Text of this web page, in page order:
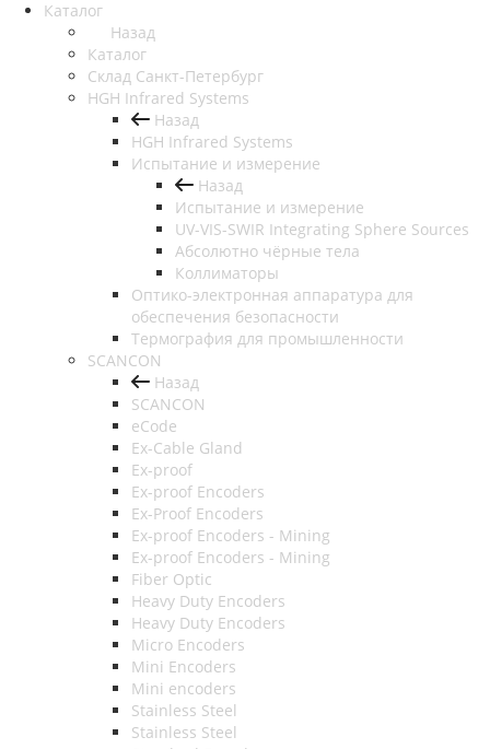
Каталог
Назад
Каталог
Cклад Санкт-Петербург
HGH Infrared Systems
Назад
HGH Infrared Systems
Испытание и измерение
Назад
Испытание и измерение
UV-VIS-SWIR Integrating Sphere Sources
Абсолютно чёрные тела
Коллиматоры
Оптико-электронная аппаратура для
обеспечения безопасности
Термография для промышленности
SCANCON
Назад
SCANCON
eCode
Ex-Cable Gland
Ex-proof
Ex-proof Encoders
Ex-Proof Encoders
Ex-proof Encoders - Mining
Ex-proof Encoders - Mining
Fiber Optic
Heavy Duty Encoders
Heavy Duty Encoders
Micro Encoders
Mini Encoders
Mini encoders
Stainless Steel
Stainless Steel